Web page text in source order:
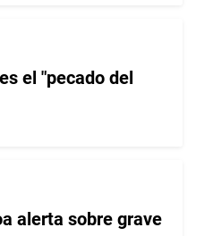
el "pecado del
alerta sobre grave